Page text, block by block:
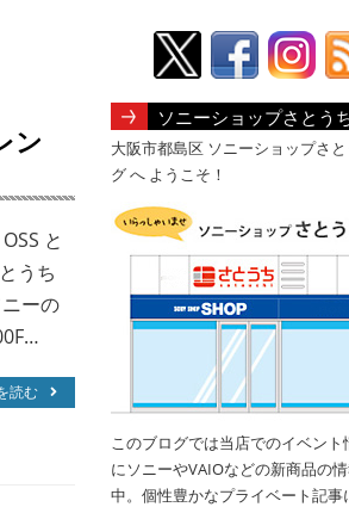
ン
と
うち
ーの
読む
ソニーショップさとう
大阪市都島区 ソニーショップさ
グ へ ようこそ！
このブログでは当店でのイベント
にソニーやVAIOなどの新商品の
中。個性豊かなプライベート記事